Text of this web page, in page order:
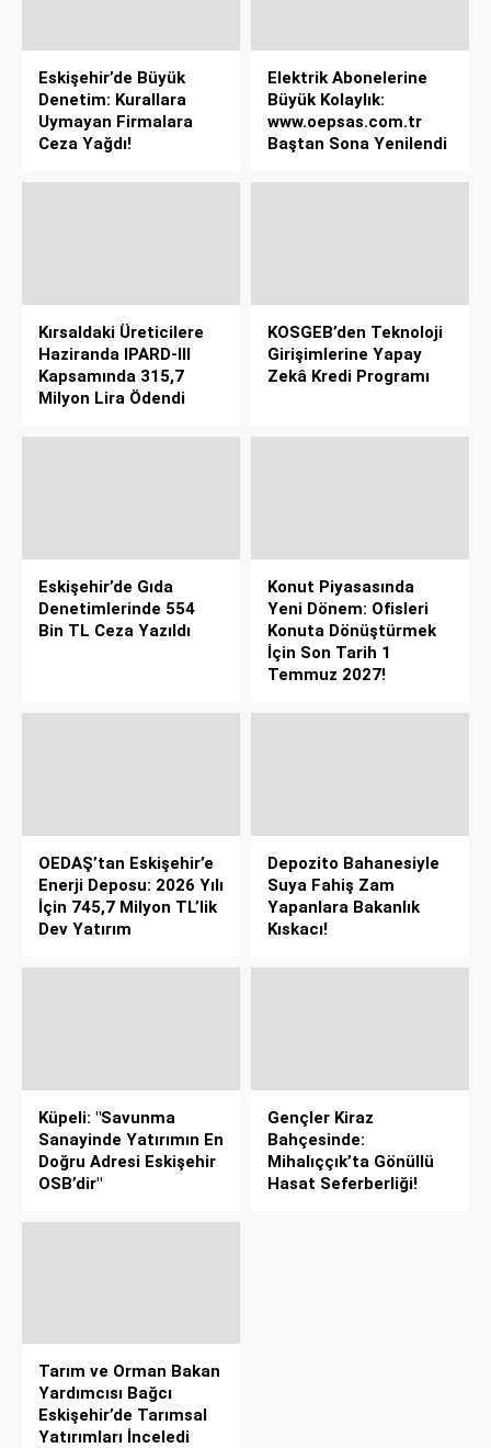
Eskişehir’de Büyük
Denetim: Kurallara
Uymayan Firmalara
Ceza Yağdı!
Elektrik Abonelerine
Büyük Kolaylık:
www.oepsas.com.tr
Baştan Sona Yenilendi
Kırsaldaki Üreticilere
Haziranda IPARD-III
Kapsamında 315,7
Milyon Lira Ödendi
KOSGEB’den Teknoloji
Girişimlerine Yapay
Zekâ Kredi Programı
Eskişehir’de Gıda
Denetimlerinde 554
Bin TL Ceza Yazıldı
Konut Piyasasında
Yeni Dönem: Ofisleri
Konuta Dönüştürmek
İçin Son Tarih 1
Temmuz 2027!
OEDAŞ’tan Eskişehir’e
Enerji Deposu: 2026 Yılı
İçin 745,7 Milyon TL’lik
Dev Yatırım
Depozito Bahanesiyle
Suya Fahiş Zam
Yapanlara Bakanlık
Kıskacı!
Küpeli: "Savunma
Sanayinde Yatırımın En
Doğru Adresi Eskişehir
OSB’dir"
Gençler Kiraz
Bahçesinde:
Mihalıççık’ta Gönüllü
Hasat Seferberliği!
Tarım ve Orman Bakan
Yardımcısı Bağcı
Eskişehir’de Tarımsal
Yatırımları İnceledi